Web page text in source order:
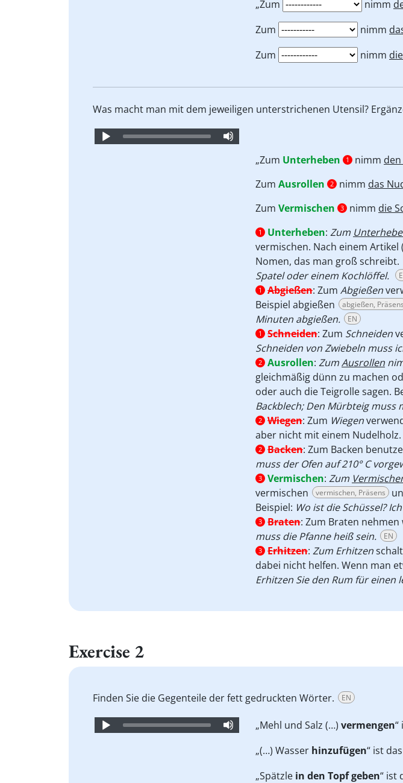
„Zum nimm
Zum
nimm
Zum
nimm
Was macht man mit dem jeweiligen unterstrichenen Utensil?
Audio
„Zum Unterheben 1 nimm
Zum Ausrollen 2 nimm das
Zum Vermischen 3 nimm die
1 Unterheben: Zum
vermischen. Nach einem Artikel (
Nomen, das man groß schreibt.
Spatel oder einem Kochlöffel.
1 Abgießen: Zum Abgießen
Beispiel abgießen
abgießen, Präsens
Minuten abgießen.
EN
1 Schneiden: Zum Schneiden
Schneiden von Zwiebeln muss
2 Ausrollen: ZumAusrollen
gleichmäßig dünn zu machen
oder auch die Teigrolle sagen.
Backblech; Den Mürbteig
2 Wiegen: Zum Wiegen
aber nicht mit einem Nudelholz.
2 Backen: Zum Backen
muss der Ofen auf 210° C
3 Vermischen: Zum
vermischen
vermischen, Präsens
Beispiel: Wo ist die Schüssel?
3 Braten: Zum Braten nehmen
muss die Pfanne heiß sein.
EN
3 Erhitzen: Zum Erhitzen
dabei nicht helfen. Wenn man
Erhitzen Sie den Rum für einen
Exercise 2
Finden Sie die Gegenteile der fett gedruckten Wörter. EN
Audio
„Mehl und Salz (…) vermengen“
„(…) Wasser hinzufügen“ ist
„Spätzle in den Topf geben“ ist